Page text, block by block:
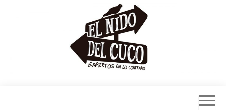
Nido
Del
Cuco